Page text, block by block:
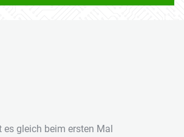
gleich beim ersten Mal